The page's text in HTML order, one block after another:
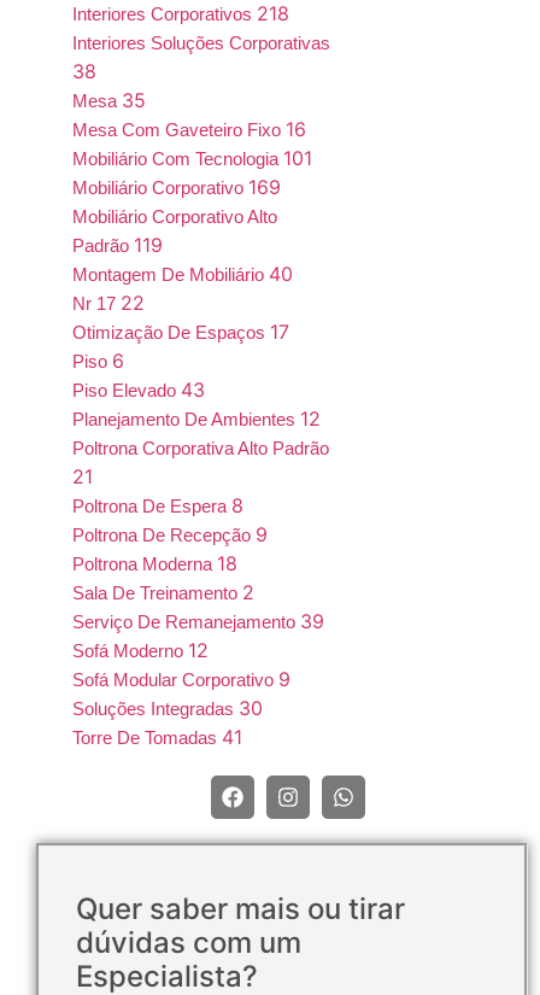
Interiores Corporativos 218
Interiores Soluções Corporativas
38
Mesa 35
Mesa Com Gaveteiro Fixo 16
Mobiliário Com Tecnologia 101
Mobiliário Corporativo 169
Mobiliário Corporativo Alto
Padrão 119
Montagem De Mobiliário 40
Nr 17 22
Otimização De Espaços 17
Piso 6
Piso Elevado 43
Planejamento De Ambientes 12
Poltrona Corporativa Alto Padrão
21
Poltrona De Espera 8
Poltrona De Recepção 9
Poltrona Moderna 18
Sala De Treinamento 2
Serviço De Remanejamento 39
Sofá Moderno 12
Sofá Modular Corporativo 9
Soluções Integradas 30
Torre De Tomadas 41
Quer saber mais ou tirar
dúvidas com um
Especialista?